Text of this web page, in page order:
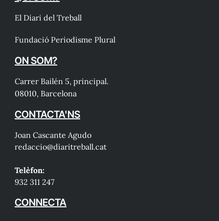
El Diari del Treball
Fundació Periodisme Plural
ON SOM?
Carrer Bailén 5, principal.
08010, Barcelona
CONTACTA'NS
Joan Cascante Agudo
redaccio@diaritreball.cat
Telèfon:
932 311 247
CONNECTA